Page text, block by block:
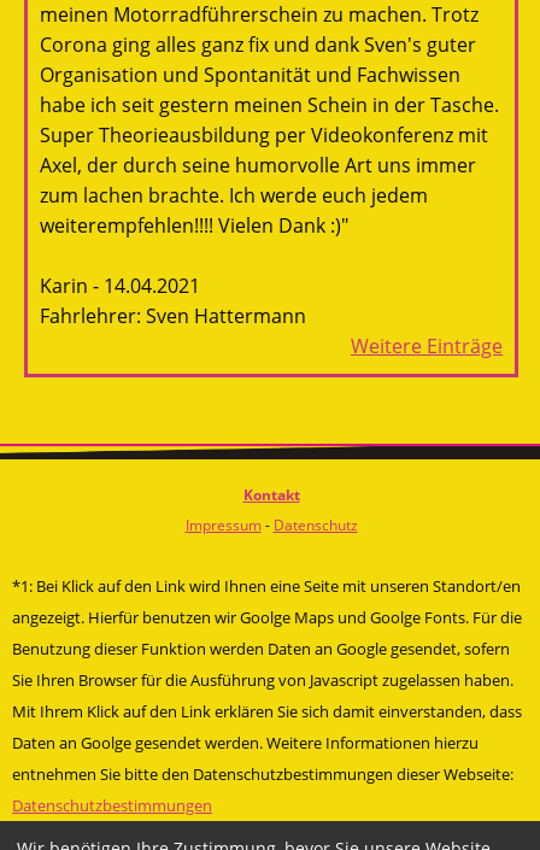
meinen Motorradführerschein zu machen. Trotz
Corona ging alles ganz fix und dank Sven's guter
Organisation und Spontanität und Fachwissen
habe ich seit gestern meinen Schein in der Tasche.
Super Theorieausbildung per Videokonferenz mit
Axel, der durch seine humorvolle Art uns immer
zum lachen brachte. Ich werde euch jedem
weiterempfehlen!!!! Vielen Dank :)"
Karin - 14.04.2021
Fahrlehrer: Sven Hattermann
Weitere Einträge
Kontakt
Impressum- Datenschutz
*1: Bei Klick auf den Link wird Ihnen eine Seite mit unseren Standort/en
angezeigt. Hierfür benutzen wir Goolge Maps und Goolge Fonts. Für die
Benutzung dieser Funktion werden Daten an Google gesendet, sofern
Sie Ihren Browser für die Ausführung von Javascript zugelassen haben.
Mit Ihrem Klick auf den Link erklären Sie sich damit einverstanden, dass
Daten an Goolge gesendet werden. Weitere Informationen hierzu
entnehmen Sie bitte den Datenschutzbestimmungen dieser Webseite:
Datenschutzbestimmungen
» Facebookauftritt Papenburg